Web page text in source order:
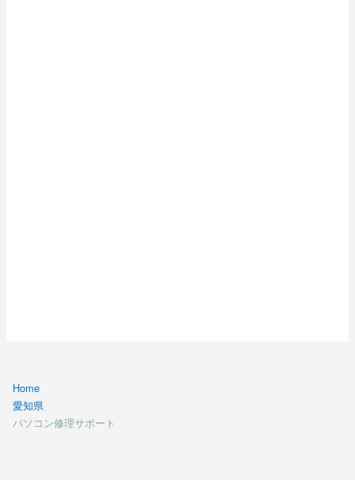
Home
愛知県
パソコン修理サポート